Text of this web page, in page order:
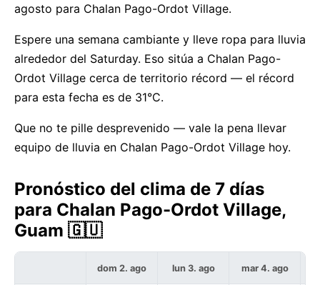
agosto para Chalan Pago-Ordot Village.
Espere una semana cambiante y lleve ropa para lluvia
alrededor del Saturday. Eso sitúa a Chalan Pago-
Ordot Village cerca de territorio récord — el récord
para esta fecha es de 31°C.
Que no te pille desprevenido — vale la pena llevar
equipo de lluvia en Chalan Pago-Ordot Village hoy.
Pronóstico del clima de 7 días
para Chalan Pago-Ordot Village,
Guam 🇬🇺
dom 2. ago lun 3. ago mar 4. ago